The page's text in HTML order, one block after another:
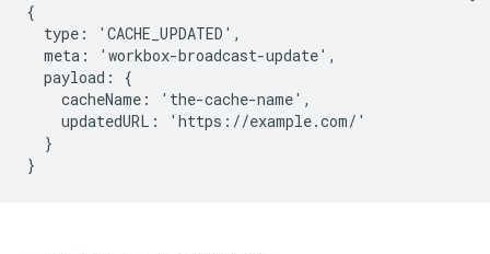
{
  type: 'CACHE_UPDATED',
  meta: 'workbox-broadcast-update',
  payload: {
    cacheName: 'the-cache-name',
    updatedURL: 'https://example.com/'
  }